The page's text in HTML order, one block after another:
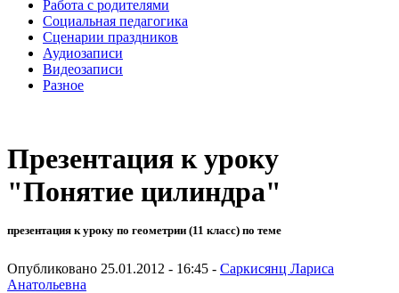
Работа с родителями
Социальная педагогика
Сценарии праздников
Аудиозаписи
Видеозаписи
Разное
Презентация к уроку
"Понятие цилиндра"
презентация к уроку по геометрии (11 класс) по теме
Опубликовано 25.01.2012 - 16:45 - Саркисянц Лариса
Анатольевна